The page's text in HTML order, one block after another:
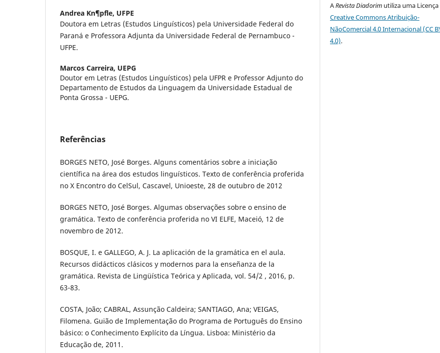
Andrea Kn¶pfle, UFPE
Doutora em Letras (Estudos Linguísticos) pela Universidade Federal do
Paraná e Professora Adjunta da Universidade Federal de Pernambuco -
UFPE.
Marcos Carreira, UEPG
Doutor em Letras (Estudos Linguísticos) pela UFPR e Professor Adjunto do
Departamento de Estudos da Linguagem da Universidade Estadual de
Ponta Grossa - UEPG.
Referências
BORGES NETO, José Borges. Alguns comentários sobre a iniciação
científica na área dos estudos linguísticos. Texto de conferência proferida
no X Encontro do CelSul, Cascavel, Unioeste, 28 de outubro de 2012
BORGES NETO, José Borges. Algumas observações sobre o ensino de
gramática. Texto de conferência proferida no VI ELFE, Maceió, 12 de
novembro de 2012.
BOSQUE, I. e GALLEGO, A. J. La aplicación de la gramática en el aula.
Recursos didácticos clásicos y modernos para la enseñanza de la
gramática. Revista de Lingüística Teórica y Aplicada, vol. 54/2 , 2016, p.
63-83.
COSTA, João; CABRAL, Assunção Caldeira; SANTIAGO, Ana; VEIGAS,
Filomena. Guião de Implementação do Programa de Português do Ensino
básico: o Conhecimento Explícito da Língua. Lisboa: Ministério da
Educação de, 2011.
ARevista Diadorim utiliza uma Licença
Creative Commons Atribuição-
NãoComercial 4.0 Internacional (CC
4.0).